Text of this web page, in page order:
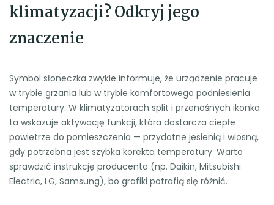
klimatyzacji? Odkryj jego
znaczenie
Symbol słoneczka zwykle informuje, że urządzenie pracuje
w trybie grzania lub w trybie komfortowego podniesienia
temperatury. W klimatyzatorach split i przenośnych ikonka
ta wskazuje aktywację funkcji, która dostarcza ciepłe
powietrze do pomieszczenia — przydatne jesienią i wiosną,
gdy potrzebna jest szybka korekta temperatury. Warto
sprawdzić instrukcję producenta (np. Daikin, Mitsubishi
Electric, LG, Samsung), bo grafiki potrafią się różnić.